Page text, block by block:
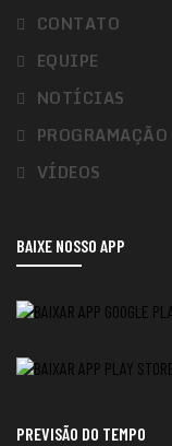
CONTATO
EQUIPE
NOTÍCIAS
PROGRAMAÇÃO
VÍDEOS
BAIXE NOSSO APP
PREVISÃO DO TEMPO